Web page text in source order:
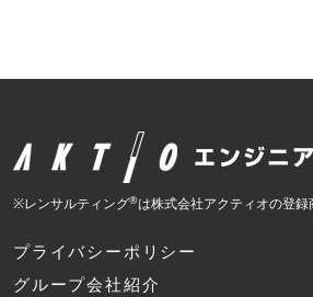
※レンサルティング®は株式会社アクティオの登録
プライバシーポリシー
グループ会社紹介